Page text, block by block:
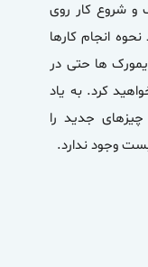
و شروع کار روی
انجام کارها
ها حتی در
کرد. به یاد
جدید را
وجود ندارد.